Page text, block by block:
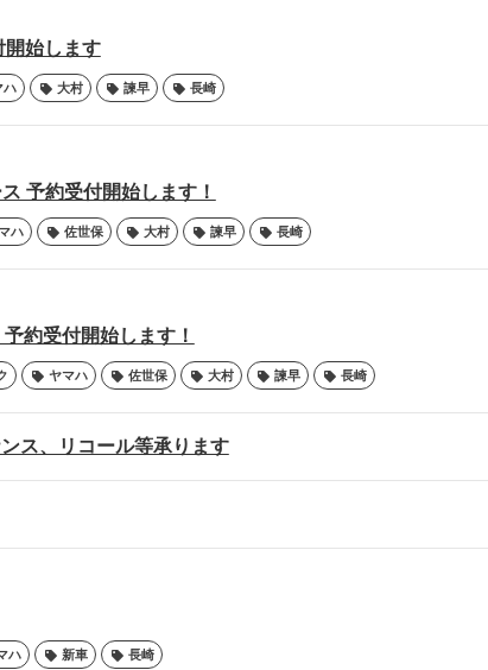
開始します
ハ 大村 諫早 長崎
予約受付開始します！
ハ 佐世保 大村 諫早 長崎
約受付開始します！
ヤマハ 佐世保 大村 諫早 長崎
ス、リコール等承ります
ハ 新車 長崎